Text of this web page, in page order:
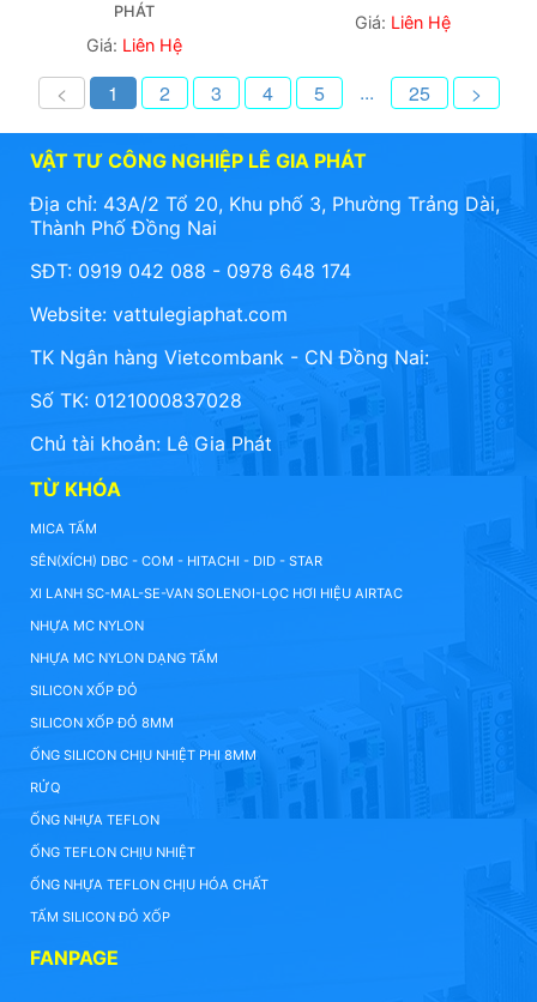
PHÁT
Giá: Liên Hệ
Giá: Liên Hệ
< 1 2 3 4 5 ... 25 >
VẬT TƯ CÔNG NGHIỆP LÊ GIA PHÁT
Địa chỉ: 43A/2 Tổ 20, Khu phố 3, Phường Trảng Dài,
Thành Phố Đồng Nai
SĐT: 0919 042 088 - 0978 648 174
Website: vattulegiaphat.com
TK Ngân hàng Vietcombank - CN Đồng Nai:
Số TK: 0121000837028
Chủ tài khoản: Lê Gia Phát
TỪ KHÓA
MICA TẤM
SÊN(XÍCH) DBC - COM - HITACHI - DID - STAR
XI LANH SC-MAL-SE-VAN SOLENOI-LỌC HƠI HIỆU AIRTAC
NHỰA MC NYLON
NHỰA MC NYLON DẠNG TẤM
SILICON XỐP ĐỎ
SILICON XỐP ĐỎ 8MM
ỐNG SILICON CHỊU NHIỆT PHI 8MM
RỬQ
ỐNG NHỰA TEFLON
ỐNG TEFLON CHỊU NHIỆT
ỐNG NHỰA TEFLON CHỊU HÓA CHẤT
TẤM SILICON ĐỎ XỐP
FANPAGE